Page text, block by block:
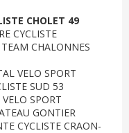
CHOLET 49
CYCLISTE
CHALONNES
VELO SPORT
SUD 53
SPORT
GONTIER
CYCLISTE CRAON-